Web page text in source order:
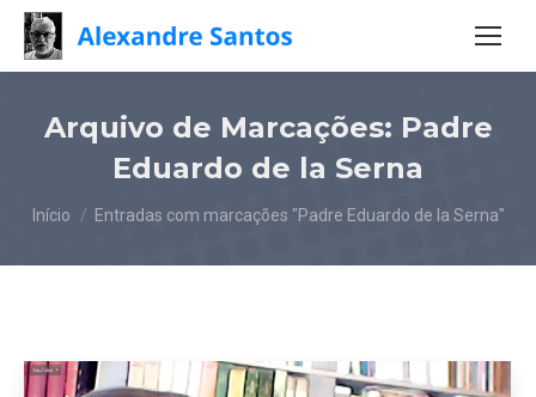
Arquivo de Marcações: Padre
Eduardo de la Serna
Você está aqui:
Início Entradas com marcações "Padre Eduardo de la Serna"